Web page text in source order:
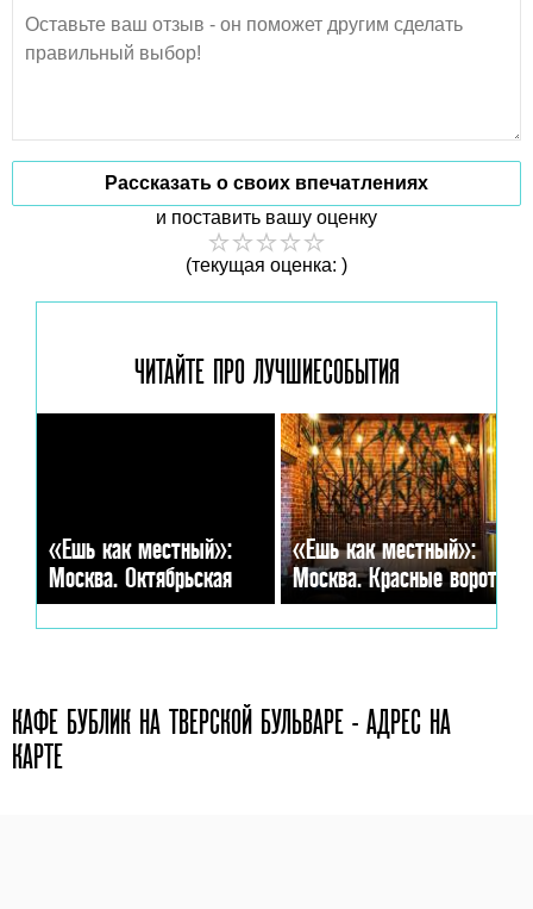
Рассказать о своих впечатлениях
и поставить вашу оценку
(текущая оценка: )
ЧИТАЙТЕ ПРО ЛУЧШИЕСОБЫТИЯ
«Ешь как местный»:
Москва. Октябрьская
«Ешь как местный»:
Москва. Красные ворота
КАФЕ БУБЛИК НА ТВЕРСКОЙ БУЛЬВАРЕ - АДРЕС НА
КАРТЕ